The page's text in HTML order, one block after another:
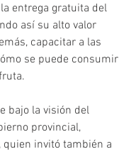
entrega gratuita del
así su alto valor
capacitar a las
se puede consumir
bajo la visión del
provincial,
quien invitó también a